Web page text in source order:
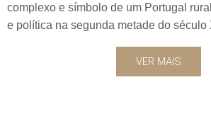
complexo e símbolo de um Portugal
e política na segunda metade do século
VER MAIS